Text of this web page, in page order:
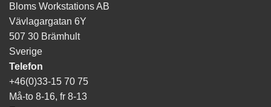
Bloms Workstations AB
Vävlagargatan 6Y
507 30 Brämhult
Sverige
Telefon
+46(0)33-15 70 75
Må-to 8-16, fr 8-13